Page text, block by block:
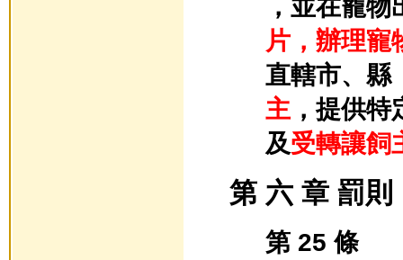
，並在寵
片，辦理寵
直轄市、縣
主，提供特
及受轉讓飼
第 六 章 罰則
第 25 條